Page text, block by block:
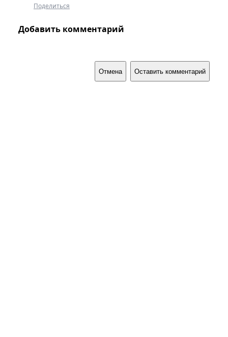
Поделиться
Добавить комментарий
Отмена Оставить комментарий